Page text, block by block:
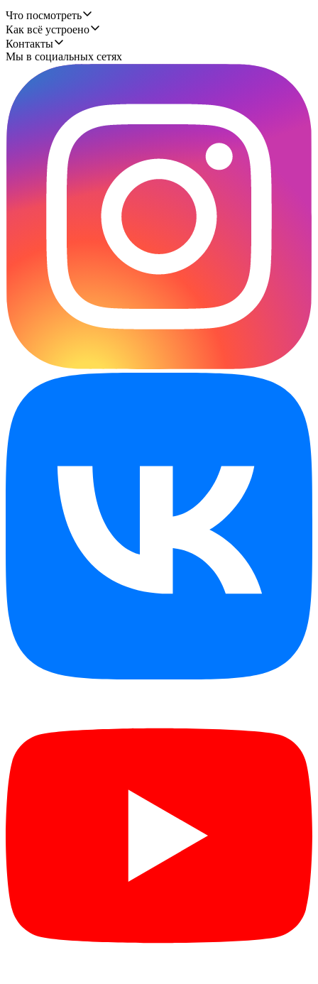
Что посмотреть
Как всё устроено
Контакты
Мы в социальных сетях